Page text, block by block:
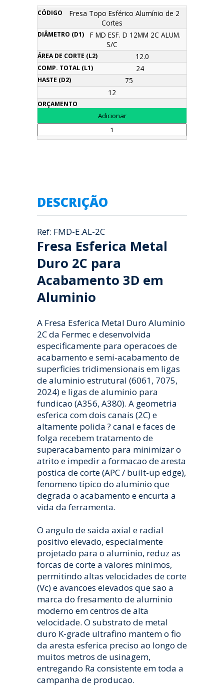
Fresa Topo Esférico Alumínio de 2
Cortes
F MD ESF. D 12MM 2C ALUM.
S/C
12.0
24
75
12
DESCRIÇÃO
Ref: FMD-E.AL-2C
Fresa Esferica Metal
Duro 2C para
Acabamento 3D em
Aluminio
A Fresa Esferica Metal Duro Aluminio
2C da Fermec e desenvolvida
especificamente para operacoes de
acabamento e semi-acabamento de
superficies tridimensionais em ligas
de aluminio estrutural (6061, 7075,
2024) e ligas de aluminio para
fundicao (A356, A380). A geometria
esferica com dois canais (2C) e
altamente polida ? canal e faces de
folga recebem tratamento de
superacabamento para minimizar o
atrito e impedir a formacao de aresta
postica de corte (APC / built-up edge),
fenomeno tipico do aluminio que
degrada o acabamento e encurta a
vida da ferramenta.
O angulo de saida axial e radial
positivo elevado, especialmente
projetado para o aluminio, reduz as
forcas de corte a valores minimos,
permitindo altas velocidades de corte
(Vc) e avancoes elevados que sao a
marca do fresamento de aluminio
moderno em centros de alta
velocidade. O substrato de metal
duro K-grade ultrafino mantem o fio
da aresta esferica preciso ao longo de
muitos metros de usinagem,
entregando Ra consistente em toda a
campanha de producao.